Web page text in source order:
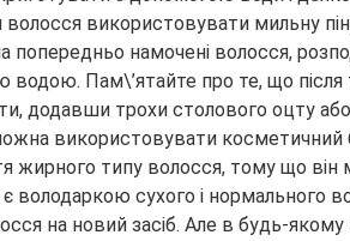
використовувати мильну
намочені волосся,
Пам\’ятайте про те, що після
додавши трохи столового оцту
використовувати косметичний
типу волосся, тому що він
сухого і нормального
на новий засіб. Але в будь-